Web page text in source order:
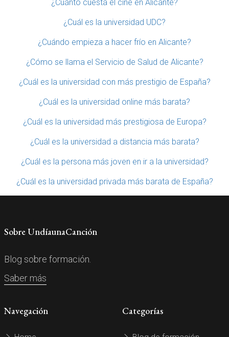
¿Cuánto cuesta el cine en Alicante?
¿Cuál es la universidad UDC?
¿Cuándo empieza a hacer frío en Alicante?
¿Cómo se llama el Servicio de Salud de Alicante?
¿Cuál es la universidad con más prestigio de España?
¿Cuál es la universidad online más barata?
¿Cuál es la universidad más prestigiosa de Europa?
¿Cuál es la universidad a distancia más barata?
¿Cuál es la persona más joven en ir a la universidad?
¿Cuál es la universidad privada más barata de España?
Sobre UndíaunaCanción
Blog sobre formación.
Saber más
Navegación Categorías